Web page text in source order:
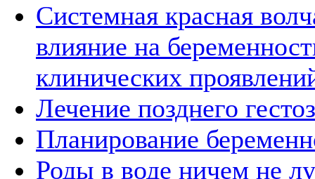
Системная красная
влияние на
клинических
Лечение позднего
Планирование
Роды в воде ничем не